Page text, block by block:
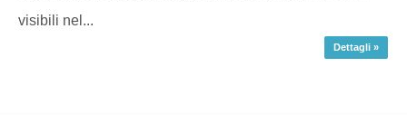
visibili nel...
Dettagli »